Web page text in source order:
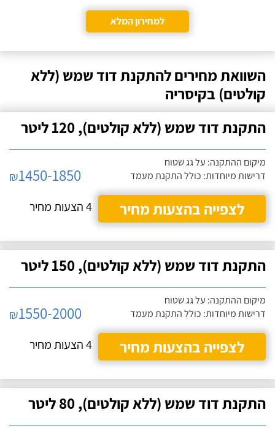
למחירון המלא
השוואת מחירים להתקנת דוד שמש (ללא
קולטים) בקיסריה
התקנת דוד שמש (ללא קולטים), 120 ליטר
מיקום ההתקנה: על גג שטוח
דרישות מיוחדות: כולל התקנת מעמד
₪1450-1850
לצפייה בהצעות מחיר
4 הצעות מחיר
התקנת דוד שמש (ללא קולטים), 150 ליטר
מיקום ההתקנה: על גג שטוח
דרישות מיוחדות: כולל התקנת מעמד
₪1550-2000
לצפייה בהצעות מחיר
4 הצעות מחיר
התקנת דוד שמש (ללא קולטים), 80 ליטר